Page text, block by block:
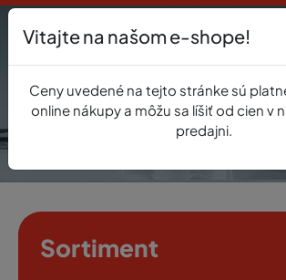
0
Sortiment
Vitajte na našom e-shope!
Ceny uvedené na tejto stránke sú
online nákupy a môžu sa líšiť od cien v
predajni.